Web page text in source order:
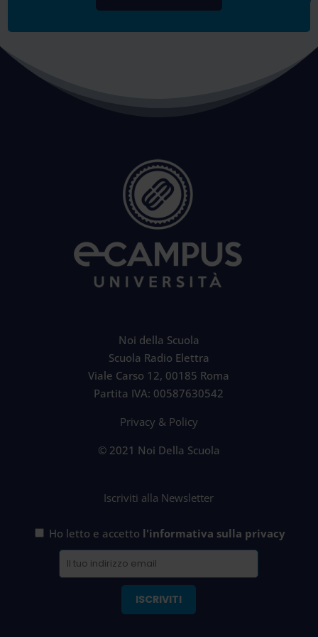
Noi della Scuola
Scuola Radio Elettra
Viale Carso 12, 00185 Roma
Partita IVA: 00587630542
Privacy & Policy
© 2021 Noi Della Scuola
Iscriviti alla Newsletter
Ho letto e accetto l'informativa sulla privacy